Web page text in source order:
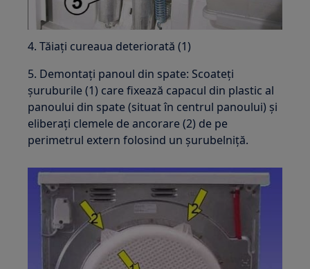
4. Tăiați cureaua deteriorată (1)
5. Demontați panoul din spate: Scoateți
șuruburile (1) care fixează capacul din plastic al
panoului din spate (situat în centrul panoului) și
eliberați clemele de ancorare (2) de pe
perimetrul extern folosind un șurubelniță.